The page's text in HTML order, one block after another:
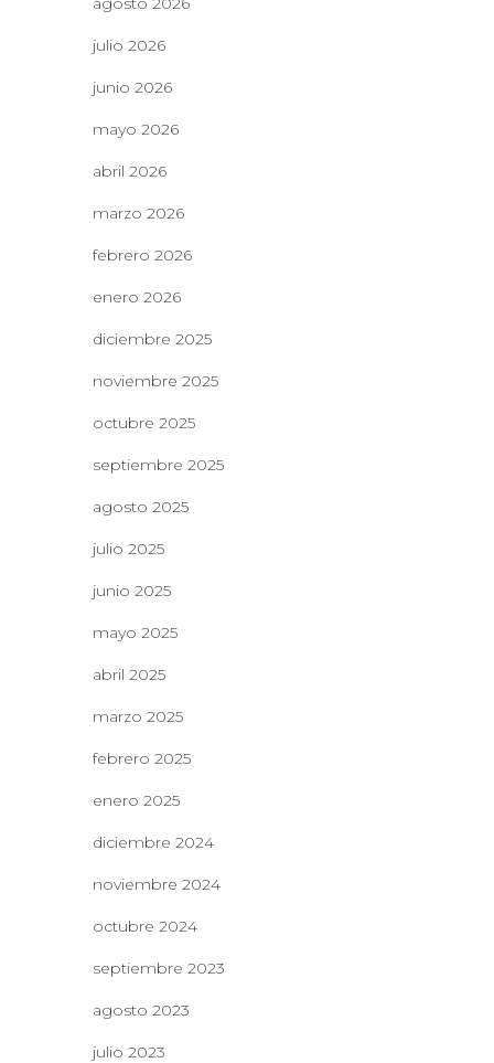
julio 2026
junio 2026
mayo 2026
abril 2026
marzo 2026
febrero 2026
enero 2026
diciembre 2025
noviembre 2025
octubre 2025
septiembre 2025
agosto 2025
julio 2025
junio 2025
mayo 2025
abril 2025
marzo 2025
febrero 2025
enero 2025
diciembre 2024
noviembre 2024
octubre 2024
septiembre 2023
agosto 2023
julio 2023